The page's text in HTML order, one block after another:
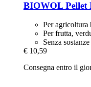
BIOWOL Pellet
Per agricoltura
Per frutta,
Senza
€ 10,59
Consegna entro il